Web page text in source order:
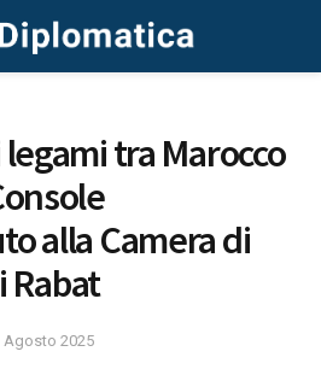
tra Marocco
alla Camera di
Rabat
Agosto 2025